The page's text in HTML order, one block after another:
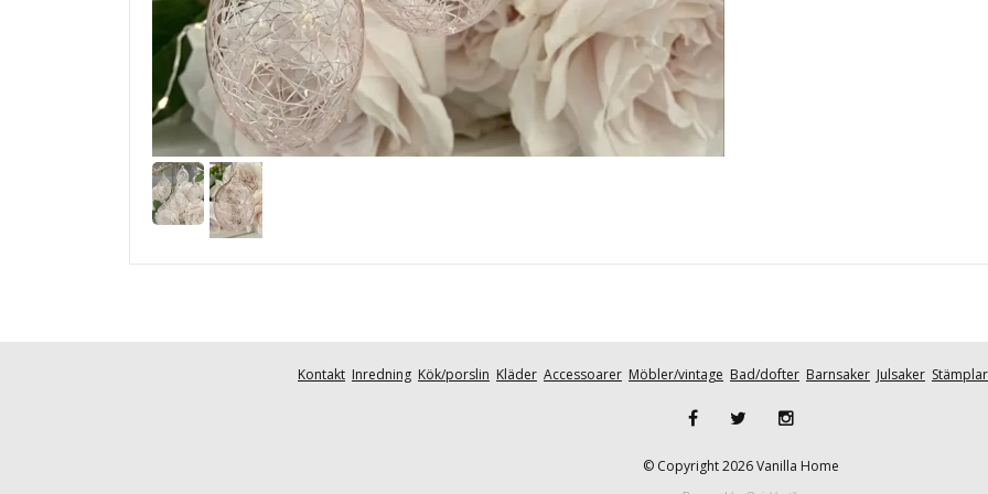
Kontakt Inredning Kök/porslin Kläder Accessoarer Möbler/vintage Bad/dofter Barnsaker Julsaker Stämplar
© Copyright 2026 Vanilla Home